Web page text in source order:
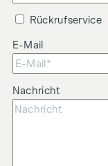
Rückrufservice
E-Mail
Nachricht